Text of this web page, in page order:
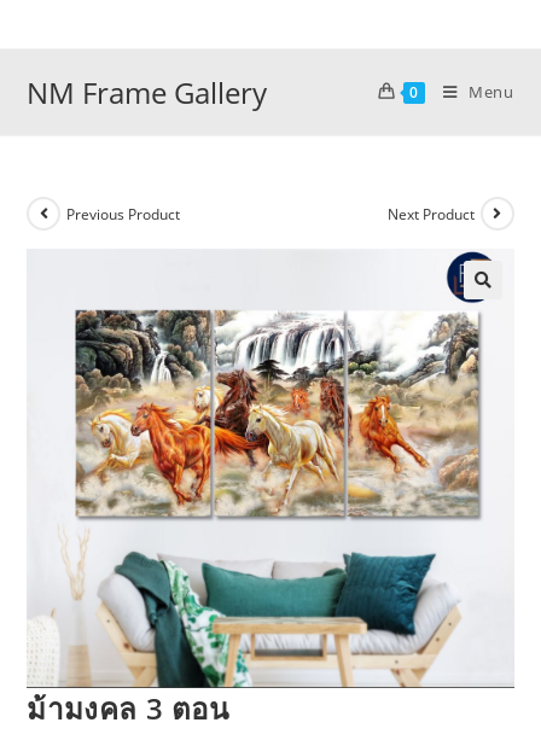
NM Frame Gallery 0 Menu
Previous Product Next Product
ม้ามงคล 3 ตอน